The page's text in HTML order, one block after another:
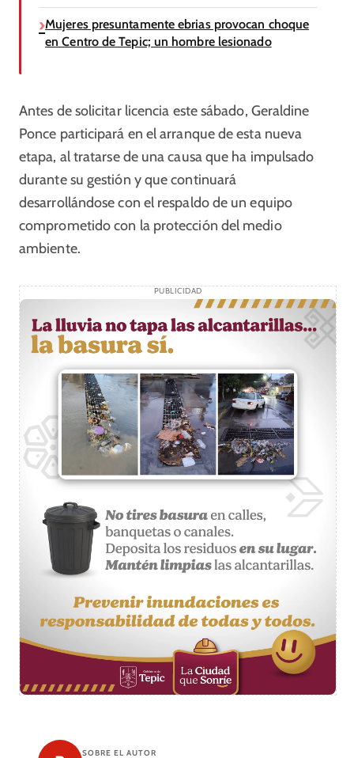
Mujeres presuntamente ebrias provocan choque
en Centro de Tepic; un hombre lesionado
Antes de solicitar licencia este sábado, Geraldine
Ponce participará en el arranque de esta nueva
etapa, al tratarse de una causa que ha impulsado
durante su gestión y que continuará
desarrollándose con el respaldo de un equipo
comprometido con la protección del medio
ambiente.
PUBLICIDAD
SOBRE EL AUTOR